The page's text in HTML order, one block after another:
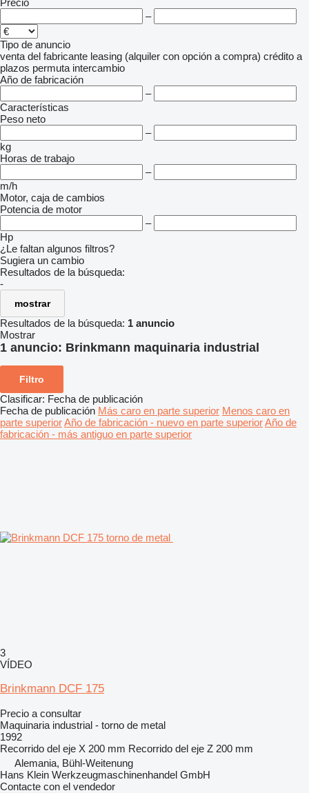
Precio
–
Tipo de anuncio
venta del fabricante leasing (alquiler con opción a compra) crédito a
plazos permuta intercambio
Año de fabricación
–
Características
Peso neto
–
kg
Horas de trabajo
–
m/h
Motor, caja de cambios
Potencia de motor
–
Hp
¿Le faltan algunos filtros?
Sugiera un cambio
Resultados de la búsqueda:
-
mostrar
Resultados de la búsqueda: 1 anuncio
Mostrar
1 anuncio: Brinkmann maquinaria industrial
Filtro
Clasificar: Fecha de publicación
Fecha de publicación Más caro en parte superior Menos caro en
parte superiorAño de fabricación - nuevo en parte superiorAño de
fabricación - más antiguo en parte superior
3
VÍDEO
Brinkmann DCF 175
Precio a consultar
Maquinaria industrial - torno de metal
1992
Recorrido del eje X 200 mm Recorrido del eje Z 200 mm
Alemania, Bühl-Weitenung
Hans Klein Werkzeugmaschinenhandel GmbH
Contacte con el vendedor